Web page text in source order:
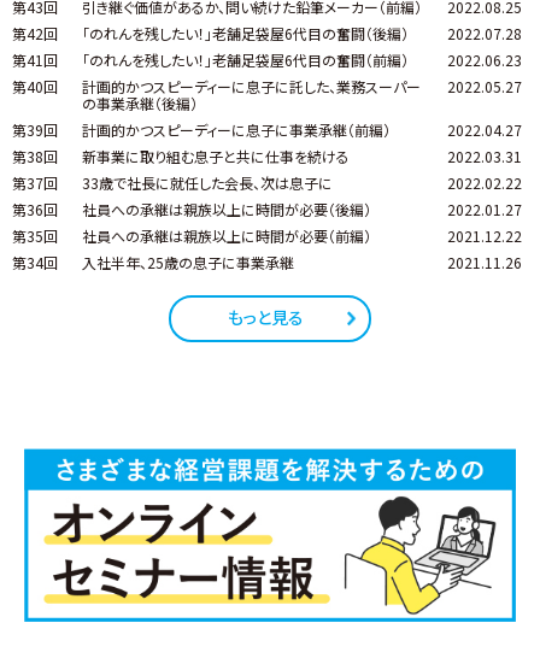
第43回
引き継ぐ価値があるか、問い続けた鉛筆メーカー（前編）
2022.08.25
第42回
「のれんを残したい！」老舗足袋屋6代目の奮闘（後編）
2022.07.28
第41回
「のれんを残したい！」老舗足袋屋6代目の奮闘（前編）
2022.06.23
第40回
計画的かつスピーディーに息子に託した、業務スーパー
の事業承継（後編）
2022.05.27
第39回 計画的かつスピーディーに息子に事業承継（前編）
2022.04.27
第38回
新事業に取り組む息子と共に仕事を続ける
2022.03.31
第37回
33歳で社長に就任した会長、次は息子に
2022.02.22
第36回
社員への承継は親族以上に時間が必要（後編）
2022.01.27
第35回
社員への承継は親族以上に時間が必要（前編）
2021.12.22
第34回
入社半年、25歳の息子に事業承継 2021.11.26
もっと見る